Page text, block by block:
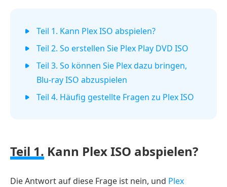
Teil 1. Kann Plex ISO abspielen?
Teil 2. So erstellen Sie Plex Play DVD ISO
Teil 3. So können Sie Plex dazu bringen,
Blu-ray ISO abzuspielen
Teil 4. Häufig gestellte Fragen zu Plex ISO
Teil 1. Kann Plex ISO abspielen?
Die Antwort auf diese Frage ist nein, und Plex